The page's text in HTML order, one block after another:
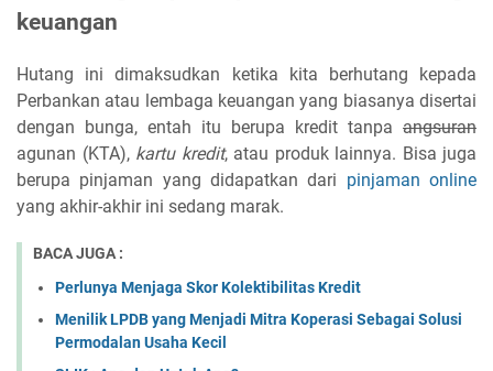
keuangan
Hutang ini dimaksudkan ketika kita berhutang kepada
Perbankan atau lembaga keuangan yang biasanya disertai
dengan bunga, entah itu berupa kredit tanpa angsuran
agunan (KTA), kartu kredit, atau produk lainnya. Bisa juga
berupa pinjaman yang didapatkan dari pinjaman online
yang akhir-akhir ini sedang marak.
BACA JUGA :
Perlunya Menjaga Skor Kolektibilitas Kredit
Menilik LPDB yang Menjadi Mitra Koperasi Sebagai Solusi
Permodalan Usaha Kecil